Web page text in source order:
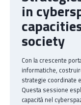
in
society
Con la crescente
informatiche,
strategie coordinate
Questa sessione
capacità nel